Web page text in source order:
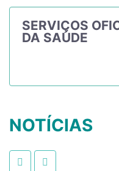
SERVIÇOS
DA SAÚDE
NOTÍCIAS